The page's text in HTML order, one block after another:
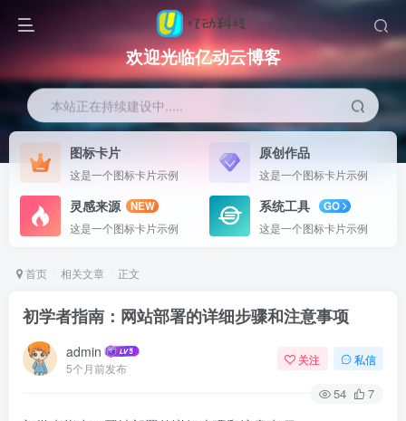
欢迎光临亿动云博客
本站正在持续建设中.....
图标卡片
这是一个图标卡片示例
原创作品
这是一个图标卡片示例
灵感来源
NEW
这是一个图标卡片示例
系统工具
GO
这是一个图标卡片示例
首页 相关文章 正文
初学者指南：网站部署的详细步骤和注意事项
admin
5个月前发布
关注 私信
54 7